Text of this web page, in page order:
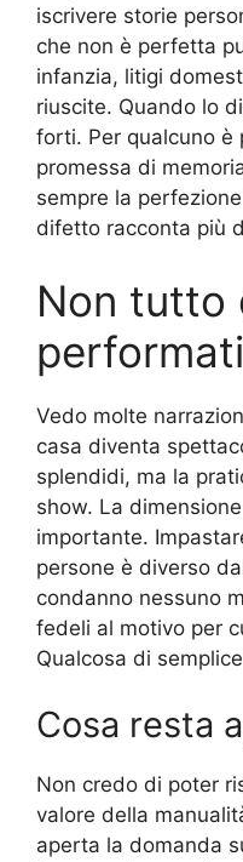
iscrivere storie
che non è perfetta
infanzia, litigi
riuscite. Quando lo
forti. Per qualcuno è
promessa di
sempre la
difetto racconta più
Non tutto
Vedo molte
casa diventa
splendidi, ma la
show. La
importante.
persone è diverso
condanno nessuno
fedeli al motivo per
Qualcosa di
Cosa resta
Non credo di poter
valore della
aperta la domanda